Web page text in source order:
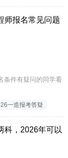
师报名常见问题
条件有疑问的同学看
一造报考答疑
科，2026年可以